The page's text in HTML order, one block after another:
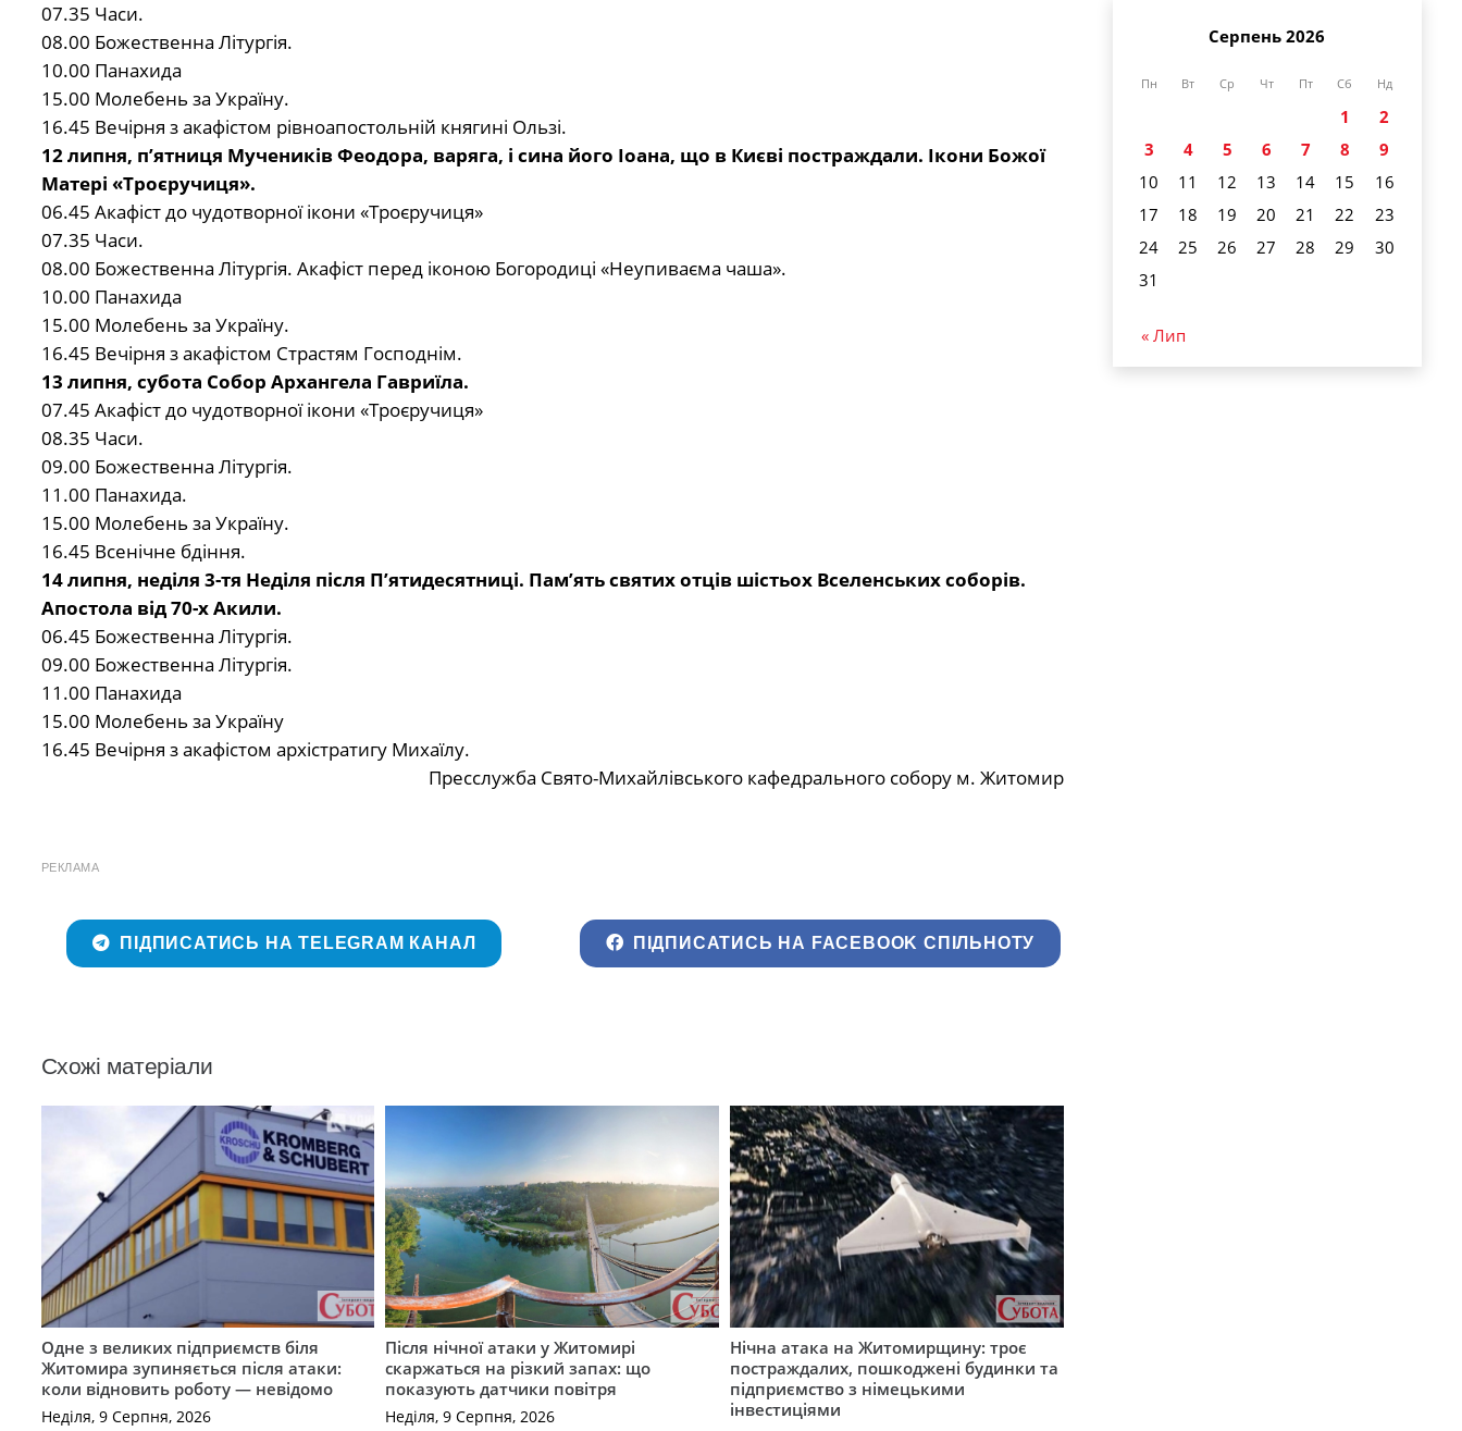
07.35 Часи.
08.00 Божественна Літургія.
10.00 Панахида
15.00 Молебень за Україну.
16.45 Вечірня з акафістом рівноапостольній княгині Ользі.
12 липня, п’ятниця Мучеників Феодора, варяга, і сина його Іоана, що в Києві постраждали. Ікони Божої
Матері «Троєручиця».
06.45 Акафіст до чудотворної ікони «Троєручиця»
07.35 Часи.
08.00 Божественна Літургія. Акафіст перед іконою Богородиці «Неупиваєма чаша».
10.00 Панахида
15.00 Молебень за Україну.
16.45 Вечірня з акафістом Страстям Господнім.
13 липня, субота Собор Архангела Гавриїла.
07.45 Акафіст до чудотворної ікони «Троєручиця»
08.35 Часи.
09.00 Божественна Літургія.
11.00 Панахида.
15.00 Молебень за Україну.
16.45 Всенічне бдіння.
14 липня, неділя 3-тя Неділя після П’ятидесятниці. Пам’ять святих отців шістьох Вселенських соборів.
Апостола від 70-х Акили.
06.45 Божественна Літургія.
09.00 Божественна Літургія.
11.00 Панахида
15.00 Молебень за Україну
16.45 Вечірня з акафістом архістратигу Михаїлу.
Пресслужба Свято-Михайлівського кафедрального собору м. Житомир
РЕКЛАМА
ПІДПИСАТИСЬ НА TELEGRAM КАНАЛ ПІДПИСАТИСЬ НА FACEBOOK СПІЛЬНОТУ
Схожі матеріали
Одне з великих підприємств біля
Житомира зупиняється після атаки:
коли відновить роботу — невідомо
Неділя, 9 Серпня, 2026
Після нічної атаки у Житомирі
скаржаться на різкий запах: що
показують датчики повітря
Неділя, 9 Серпня, 2026
Нічна атака на Житомирщину: троє
постраждалих, пошкоджені будинки та
підприємство з німецькими
інвестиціями
Серпень 2026
Пн Вт Ср Чт Пт Сб Нд
1
2
3
4 5 6 7 8
9
10
11 12 13 14 15
16
17
18 19 20 21 22
23
24
25 26 27 28 29
30
31
« Лип